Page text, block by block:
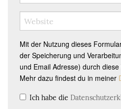
Mit der Nutzung dieses
der Speicherung und
und Email Adresse) durch
Mehr dazu findest du in meiner
Ich habe die